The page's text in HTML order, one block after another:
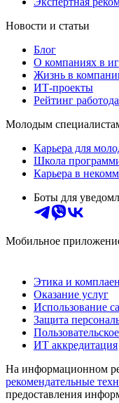
Новости и статьи
Блог
О компаниях в
Жизнь в
ИТ-проекты
Рейтинг
Молодым
Карьера для
Школа
Карьера в
Боты для
Мобильное
Этика и
Оказание услуг
Использование
Защита
ИТ аккредитация
На информационном
рекомендательные
предоставления